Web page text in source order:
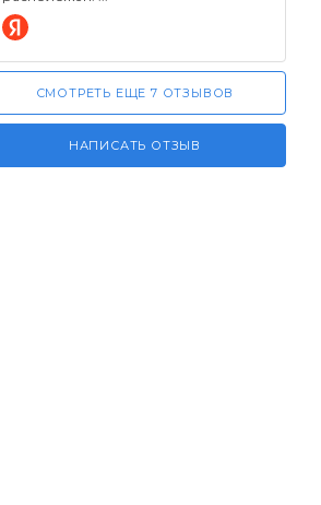
СМОТРЕТЬ ЕЩЕ 7 ОТЗЫВОВ
НАПИСАТЬ ОТЗЫВ